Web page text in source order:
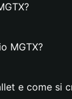
MGTX?
e come si